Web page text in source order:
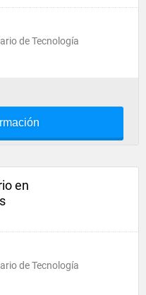
de Tecnología
en
de Tecnología